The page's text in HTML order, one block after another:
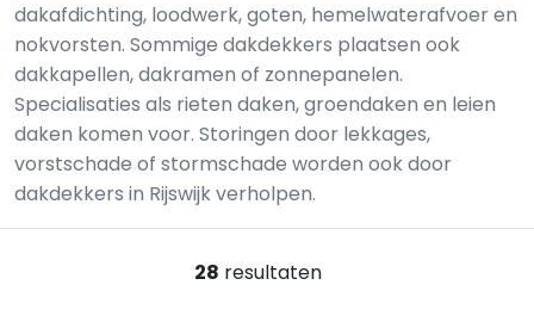
dakafdichting, loodwerk, goten, hemelwaterafvoer en
nokvorsten. Sommige dakdekkers plaatsen ook
dakkapellen, dakramen of zonnepanelen.
Specialisaties als rieten daken, groendaken en leien
daken komen voor. Storingen door lekkages,
vorstschade of stormschade worden ook door
dakdekkers in Rijswijk verholpen.
28 resultaten